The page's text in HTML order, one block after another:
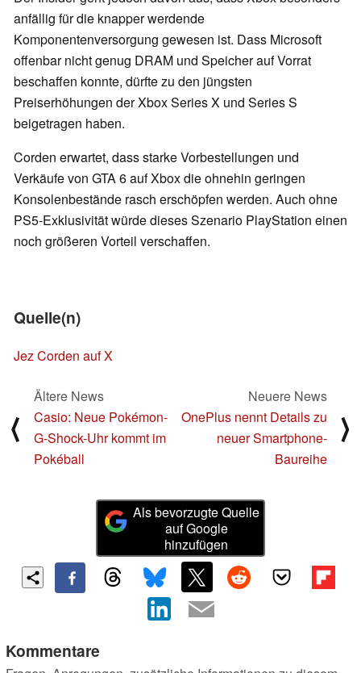
anfällig für die knapper werdende
Komponentenversorgung gewesen ist. Dass Microsoft
offenbar nicht genug DRAM und Speicher auf Vorrat
beschaffen konnte, dürfte zu den jüngsten
Preiserhöhungen der Xbox Series X und Series S
beigetragen haben.
Corden erwartet, dass starke Vorbestellungen und
Verkäufe von GTA 6 auf Xbox die ohnehin geringen
Konsolenbestände rasch erschöpfen werden. Auch ohne
PS5-Exklusivität würde dieses Szenario PlayStation einen
noch größeren Vorteil verschaffen.
Quelle(n)
Jez Corden auf X
⟨
Ältere News
Casio: Neue Pokémon-
G-Shock-Uhr kommt im
Pokéball
Neuere News
OnePlus nennt Details zu
neuer Smartphone-
Baureihe
⟩
Als bevorzugte Quelle
auf Google
hinzufügen
Kommentare